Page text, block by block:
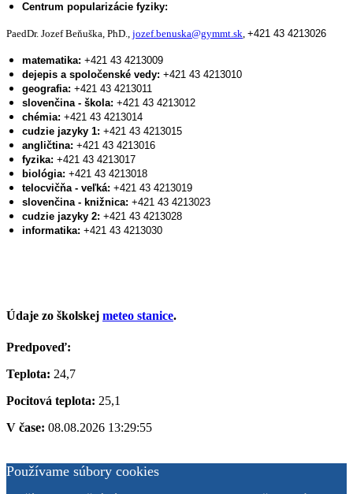
Centrum popularizácie fyziky:
PaedDr. Jozef Beňuška, PhD., jozef.benuska@gymmt.sk, +421 43 4213026
matematika: +421 43 4213009
dejepis a spoločenské vedy: +421 43 4213010
geografia: +421 43 4213011
slovenčina - škola: +421 43 4213012
chémia: +421 43 4213014
cudzie jazyky 1: +421 43 4213015
angličtina: +421 43 4213016
fyzika: +421 43 4213017
biológia: +421 43 4213018
telocvičňa - veľká: +421 43 4213019
slovenčina - knižnica: +421 43 4213023
cudzie jazyky 2: +421 43 4213028
informatika: +421 43 4213030
Údaje zo školskej meteo stanice.
Predpoveď:
Teplota: 24,7
Pocitová teplota: 25,1
V čase: 08.08.2026 13:29:55
Používame súbory cookies